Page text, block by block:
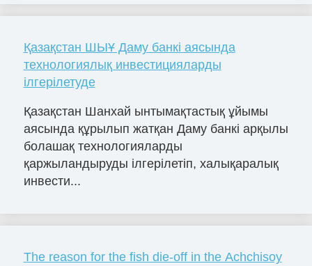
Қазақстан ШЫҰ Даму банкі аясында
технологиялық инвестицияларды
ілгерілетуде
Қазақстан Шанхай ынтымақтастық ұйымы
аясында құрылып жатқан Даму банкі арқылы
болашақ технологияларды
қаржыландыруды ілгерілетіп, халықаралық
инвести...
The reason for the fish die-off in the Achchisoy